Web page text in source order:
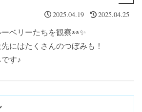
2025.04.19 2025.04.25
ベリーたちを観察👀✨
にはたくさんのつぼみも！
す♪